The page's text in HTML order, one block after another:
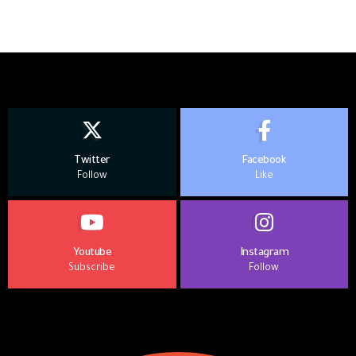
Facebook
Like
Twitter
Follow
Instagram
Follow
Youtube
Subscribe